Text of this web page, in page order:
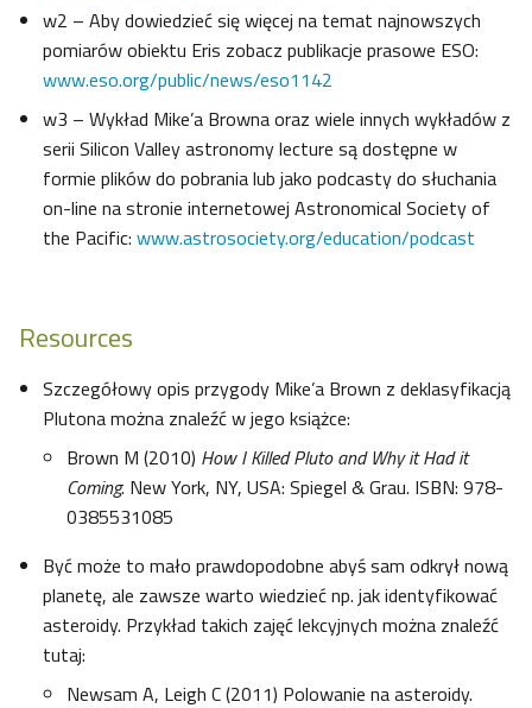
w2 – Aby dowiedzieć się więcej na temat najnowszych
pomiarów obiektu Eris zobacz publikacje prasowe ESO:
www.eso.org/public/news/eso1142
w3 – Wykład Mike’a Browna oraz wiele innych wykładów z
serii Silicon Valley astronomy lecture są dostępne w
formie plików do pobrania lub jako podcasty do słuchania
on-line na stronie internetowej Astronomical Society of
the Pacific: www.astrosociety.org/education/podcast
Resources
Szczegółowy opis przygody Mike’a Brown z deklasyfikacją
Plutona można znaleźć w jego książce:
Brown M (2010) How I Killed Pluto and Why it Had it
Coming. New York, NY, USA: Spiegel & Grau. ISBN: 978-
0385531085
Być może to mało prawdopodobne abyś sam odkrył nową
planetę, ale zawsze warto wiedzieć np. jak identyfikować
asteroidy. Przykład takich zajęć lekcyjnych można znaleźć
tutaj:
Newsam A, Leigh C (2011) Polowanie na asteroidy.